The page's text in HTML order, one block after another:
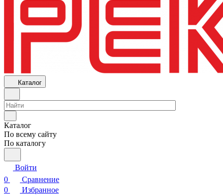
Каталог
Каталог
По всему сайту
По каталогу
Войти
0
Сравнение
0
Избранное